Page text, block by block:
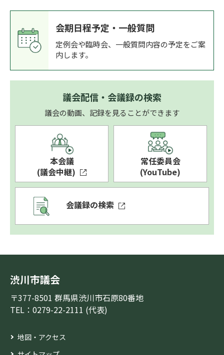
会期日程予定・一般質問
定例会や臨時会、一般質問内容の予定をご案
内します。
議会配信・会議録の検索
議会の動画、記録を見ることができます
本会議
(議会中継)
常任委員会
(YouTube)
会議録の検索
渋川市議会
〒377-8501 群馬県渋川市石原80番地
TEL：0279-22-2111 (代表)
地図・アクセス